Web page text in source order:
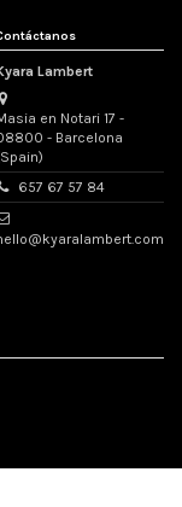
Lambert
en Notari 17 -
- Barcelona
657 67 57 84